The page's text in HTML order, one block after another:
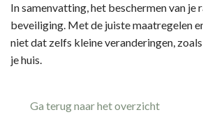
In samenvatting, het beschermen van
beveiliging. Met de juiste maatregelen
niet dat zelfs kleine veranderingen,
je huis.
Ga terug naar het overzicht